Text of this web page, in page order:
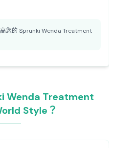
您的 Sprunki Wenda Treatment
Wenda Treatment
Style？